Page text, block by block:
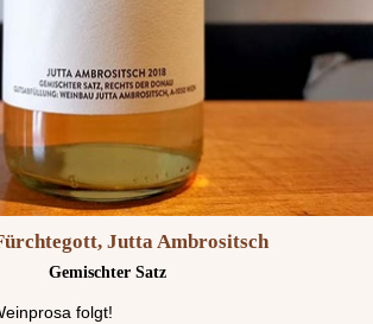
Jutta Ambrositsch
Gemischter Satz
folgt!